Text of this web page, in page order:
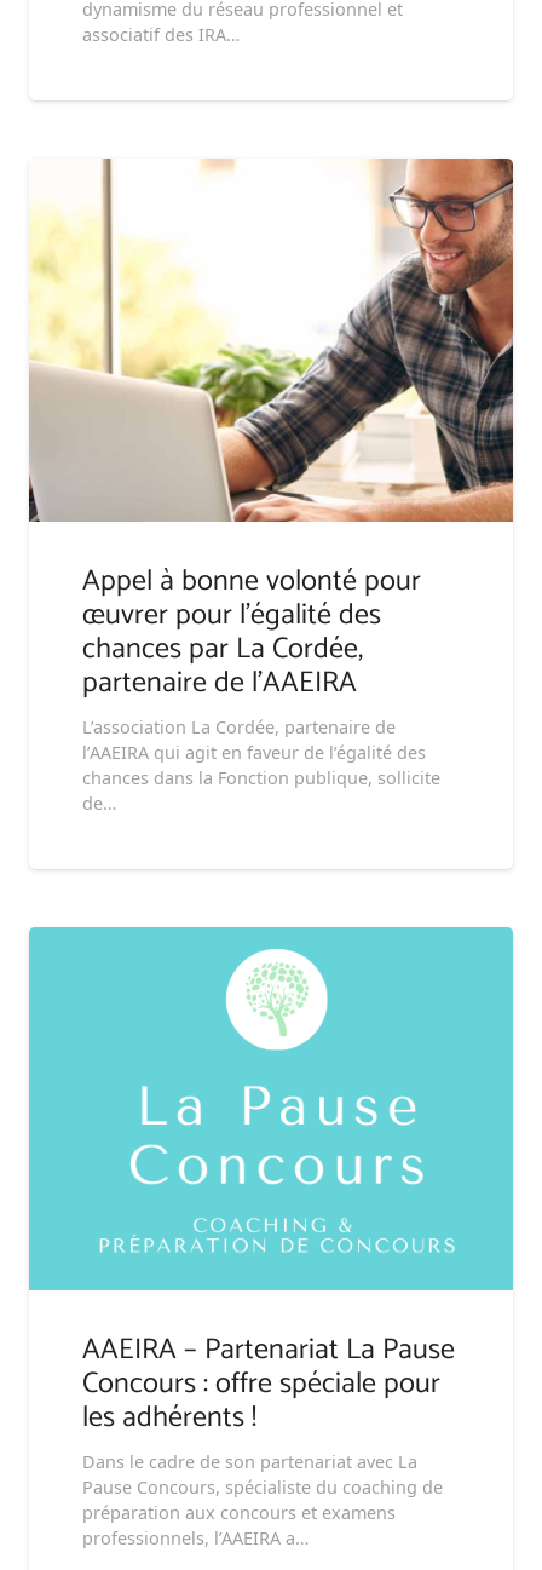
dynamisme du réseau professionnel et
associatif des IRA…
Appel à bonne volonté pour
œuvrer pour l’égalité des
chances par La Cordée,
partenaire de l’AAEIRA
L’association La Cordée, partenaire de
l’AAEIRA qui agit en faveur de l’égalité des
chances dans la Fonction publique, sollicite
de…
AAEIRA – Partenariat La Pause
Concours : offre spéciale pour
les adhérents !
Dans le cadre de son partenariat avec La
Pause Concours, spécialiste du coaching de
préparation aux concours et examens
professionnels, l’AAEIRA a…